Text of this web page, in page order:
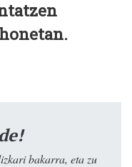
bakarra, eta zu